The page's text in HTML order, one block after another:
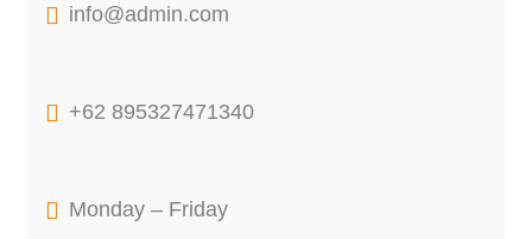
 info@admin.com
 +62 895327471340
 Monday – Friday